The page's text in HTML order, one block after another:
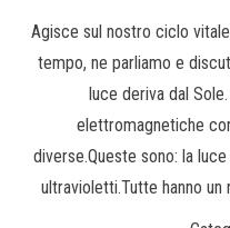
Agisce sul nostro ciclo
tempo, ne parliamo e
luce deriva dal
elettromagnetiche
diverse.Queste sono: la
ultravioletti.Tutte hanno un